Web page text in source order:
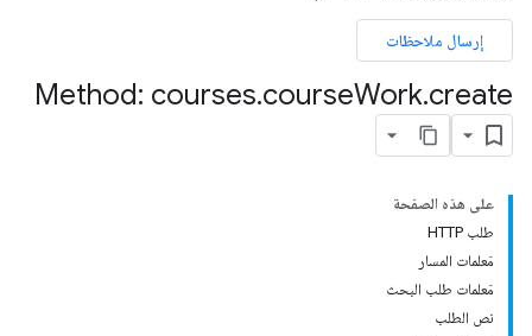
إرسال ملاحظات
Method: courses.courseWork.create
على هذه الصفحة
طلب HTTP
مَعلمات المسار
مَعلمات طلب البحث
نص الطلب